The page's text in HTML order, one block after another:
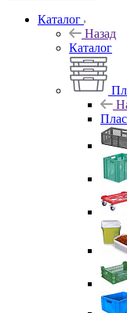
Каталог
Назад
Каталог